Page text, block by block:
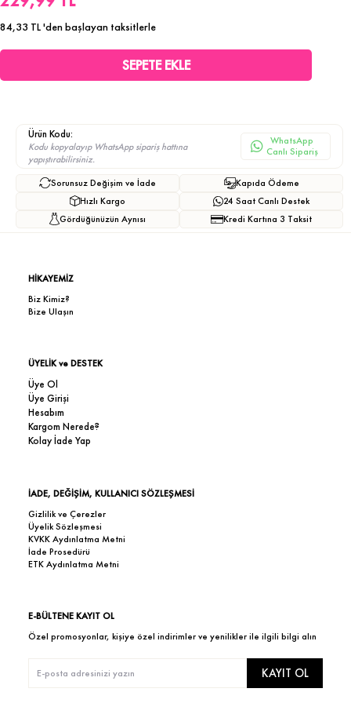
84,33 TL'den başlayan taksitlerle
Ürün Kodu:
Kodu kopyalayıp WhatsApp sipariş hattına
yapıştırabilirsiniz.
WhatsApp
Canlı Sipariş
Sorunsuz Değişim ve İade
Hızlı Kargo
Gördüğünüzün Aynısı
Kapıda Ödeme
24 Saat Canlı Destek
Kredi Kartına 3 Taksit
HİKAYEMİZ
Biz Kimiz?
Bize Ulaşın
ÜYELİK ve DESTEK
Üye Ol
Üye Girişi
Hesabım
Kargom Nerede?
Kolay İade Yap
İADE, DEĞİŞİM, KULLANICI SÖZLEŞMESİ
Gizlilik ve Çerezler
Üyelik Sözleşmesi
KVKK Aydınlatma Metni
İade Prosedürü
ETK Aydınlatma Metni
E-BÜLTENE KAYIT OL
Özel promosyonlar, kişiye özel indirimler ve yenilikler ile ilgili bilgi alın
KAYIT OL